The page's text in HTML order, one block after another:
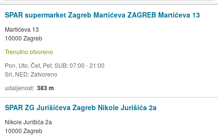
SPAR supermarket Zagreb Martićeva ZAGREB Martićeva 13
Martićeva 13
10000 Zagreb
Trenutno otvoreno
Pon, Uto, Čet, Pet, SUB: 07:00 - 21:00
Sri, NED: Zatvoreno
udaljenost 383 m
SPAR ZG Jurišićeva Zagreb Nikole Jurišića 2a
Nikole Jurišića 2a
10000 Zagreb